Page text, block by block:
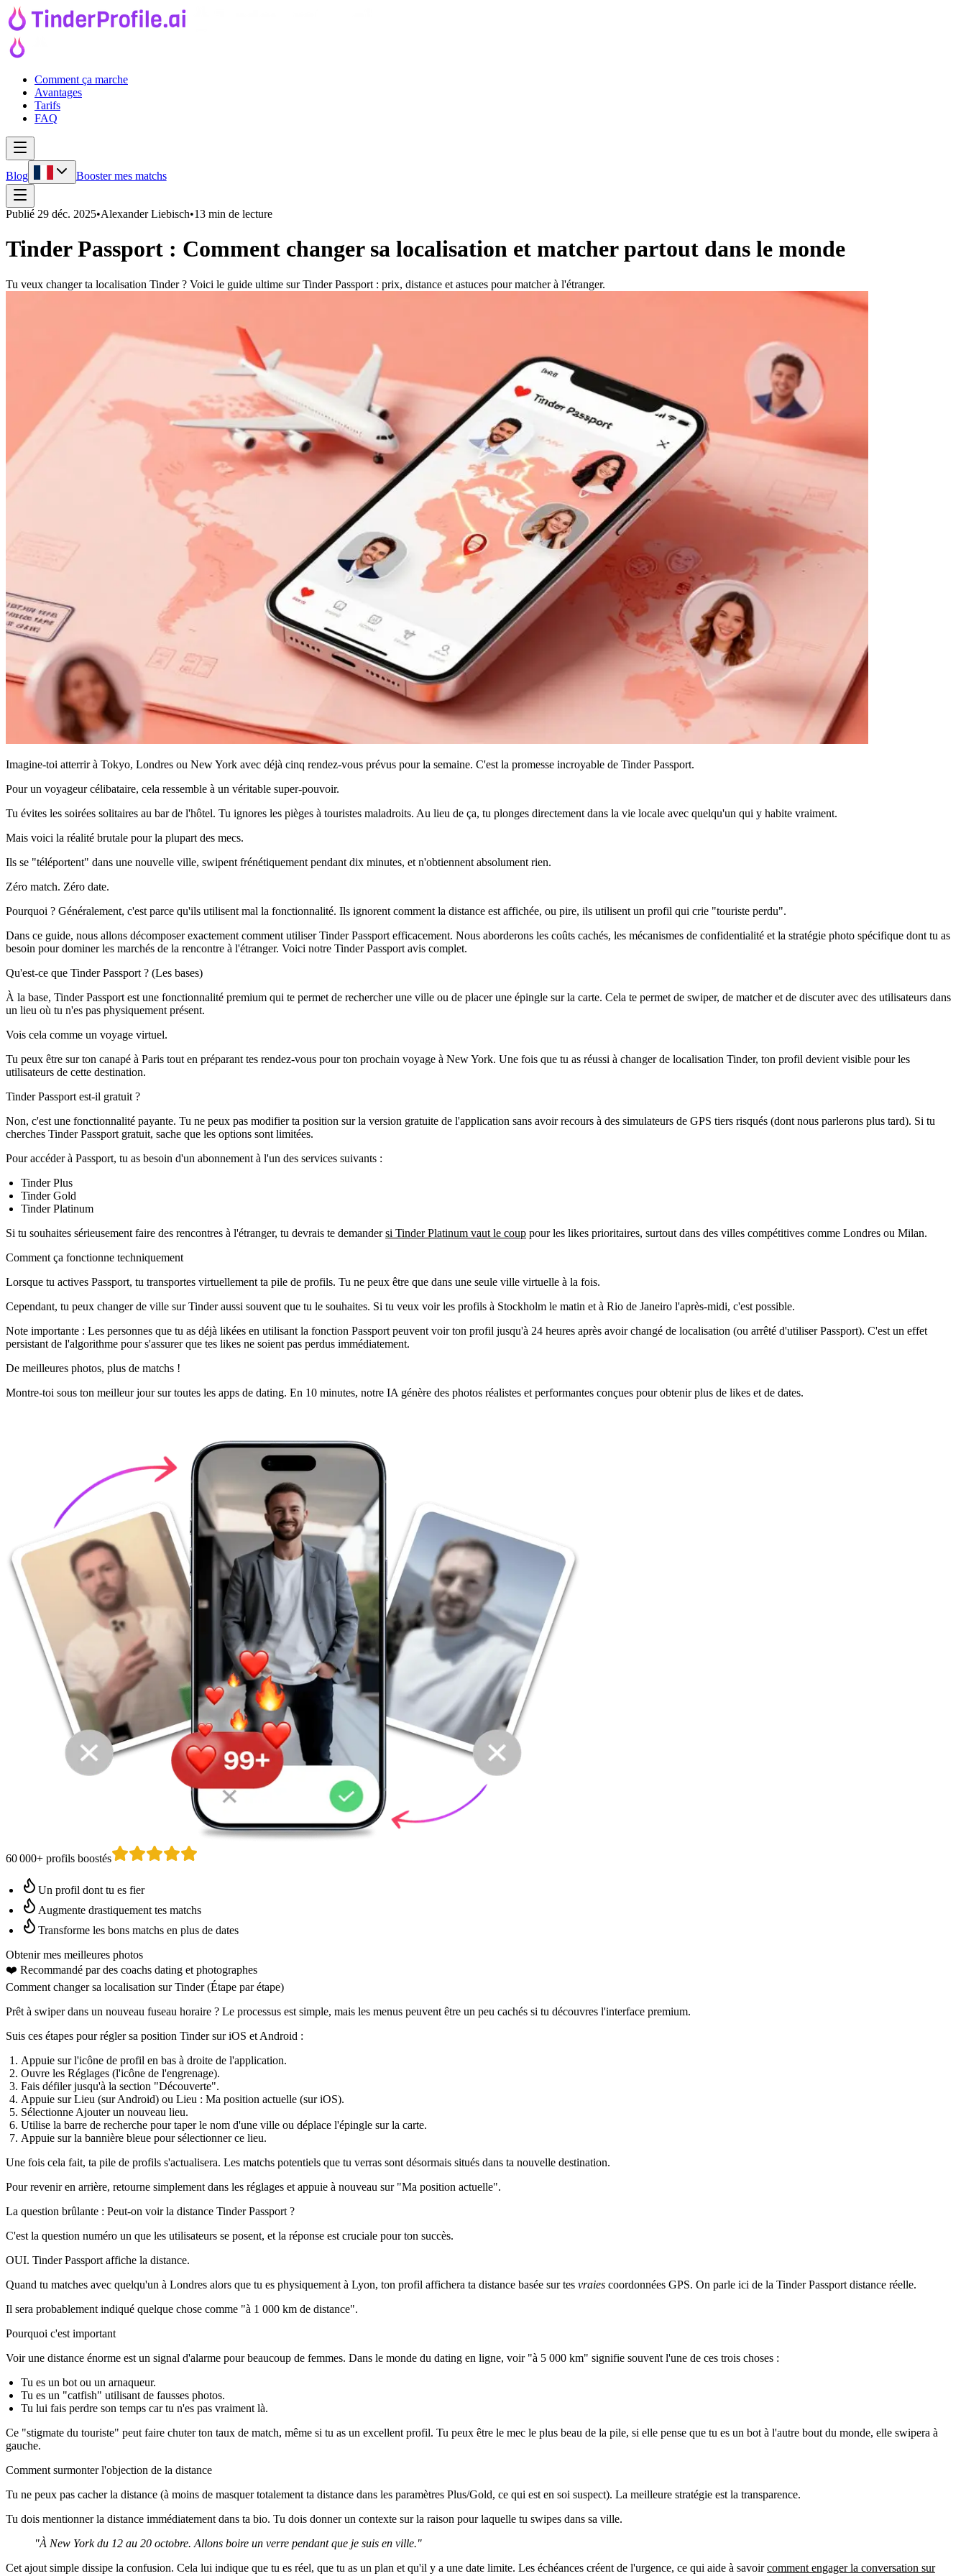
Comment ça marche
Avantages
Tarifs
FAQ
Blog Booster mes matchs
Publié 29 déc. 2025•Alexander Liebisch•13 min de lecture
Tinder Passport : Comment changer sa localisation et matcher partout dans le monde
Tu veux changer ta localisation Tinder ? Voici le guide ultime sur Tinder Passport : prix, distance et astuces pour matcher à l'étranger.
Imagine-toi atterrir à Tokyo, Londres ou New York avec déjà cinq rendez-vous prévus pour la semaine. C'est la promesse incroyable de Tinder Passport.
Pour un voyageur célibataire, cela ressemble à un véritable super-pouvoir.
Tu évites les soirées solitaires au bar de l'hôtel. Tu ignores les pièges à touristes maladroits. Au lieu de ça, tu plonges directement dans la vie locale avec quelqu'un qui y habite vraiment.
Mais voici la réalité brutale pour la plupart des mecs.
Ils se "téléportent" dans une nouvelle ville, swipent frénétiquement pendant dix minutes, et n'obtiennent absolument rien.
Zéro match. Zéro date.
Pourquoi ? Généralement, c'est parce qu'ils utilisent mal la fonctionnalité. Ils ignorent comment la distance est affichée, ou pire, ils utilisent un profil qui crie "touriste perdu".
Dans ce guide, nous allons décomposer exactement comment utiliser Tinder Passport efficacement. Nous aborderons les coûts cachés, les mécanismes de confidentialité et la stratégie photo spécifique dont tu as
besoin pour dominer les marchés de la rencontre à l'étranger. Voici notre Tinder Passport avis complet.
Qu'est-ce que Tinder Passport ? (Les bases)
À la base, Tinder Passport est une fonctionnalité premium qui te permet de rechercher une ville ou de placer une épingle sur la carte. Cela te permet de swiper, de matcher et de discuter avec des utilisateurs dans
un lieu où tu n'es pas physiquement présent.
Vois cela comme un voyage virtuel.
Tu peux être sur ton canapé à Paris tout en préparant tes rendez-vous pour ton prochain voyage à New York. Une fois que tu as réussi à changer de localisation Tinder, ton profil devient visible pour les
utilisateurs de cette destination.
Tinder Passport est-il gratuit ?
Non, c'est une fonctionnalité payante. Tu ne peux pas modifier ta position sur la version gratuite de l'application sans avoir recours à des simulateurs de GPS tiers risqués (dont nous parlerons plus tard). Si tu
cherches Tinder Passport gratuit, sache que les options sont limitées.
Pour accéder à Passport, tu as besoin d'un abonnement à l'un des services suivants :
Tinder Plus
Tinder Gold
Tinder Platinum
Si tu souhaites sérieusement faire des rencontres à l'étranger, tu devrais te demandersi Tinder Platinum vaut le coup pour les likes prioritaires, surtout dans des villes compétitives comme Londres ou Milan.
Comment ça fonctionne techniquement
Lorsque tu actives Passport, tu transportes virtuellement ta pile de profils. Tu ne peux être que dans une seule ville virtuelle à la fois.
Cependant, tu peux changer de ville sur Tinderaussi souvent que tu le souhaites. Si tu veux voir les profils à Stockholm le matin et à Rio de Janeiro l'après-midi, c'est possible.
Note importante : Les personnes que tu as déjà likées en utilisant la fonction Passport peuvent voir ton profil jusqu'à 24 heures après avoir changé de localisation (ou arrêté d'utiliser Passport). C'est un effet
persistant de l'algorithme pour s'assurer que tes likes ne soient pas perdus immédiatement.
De meilleures photos, plus de matchs !
Montre-toi sous ton meilleur jour sur toutes les apps de dating. En 10 minutes, notre IA génère des photos réalistes et performantes conçues pour obtenir plus de likes et de dates.
60 000+ profils boostés
Un profil dont tu es fier
Augmente drastiquement tes matchs
Transforme les bons matchs en plus de dates
Obtenir mes meilleures photos
❤️ Recommandé par des coachs dating et photographes
Comment changer sa localisation sur Tinder (Étape par étape)
Prêt à swiper dans un nouveau fuseau horaire ? Le processus est simple, mais les menus peuvent être un peu cachés si tu découvres l'interface premium.
Suis ces étapes pourrégler sa position Tindersur iOS et Android :
Appuie sur l'icône de profil en bas à droite de l'application.
Ouvre les Réglages(l'icône de l'engrenage).
Fais défiler jusqu'à la section "Découverte".
Appuie surLieu (sur Android) ou Lieu : Ma position actuelle(sur iOS).
Sélectionne Ajouter un nouveau lieu.
Utilise la barre de recherche pour taper le nom d'une ville ou déplace l'épingle sur la carte.
Appuie sur la bannière bleue pour sélectionner ce lieu.
Une fois cela fait, ta pile de profils s'actualisera. Les matchs potentiels que tu verras sont désormais situés dans ta nouvelle destination.
Pour revenir en arrière, retourne simplement dans les réglages et appuie à nouveau sur "Ma position actuelle".
La question brûlante : Peut-on voir la distance Tinder Passport ?
C'est la question numéro un que les utilisateurs se posent, et la réponse est cruciale pour ton succès.
OUI. Tinder Passport affiche la distance.
Quand tu matches avec quelqu'un à Londres alors que tu es physiquement à Lyon, ton profil affichera ta distance basée sur tes vraies coordonnées GPS. On parle ici de la Tinder Passport distance réelle.
Il sera probablement indiqué quelque chose comme "à 1 000 km de distance".
Pourquoi c'est important
Voir une distance énorme est un signal d'alarme pour beaucoup de femmes. Dans le monde du dating en ligne, voir "à 5 000 km" signifie souvent l'une de ces trois choses :
Tu es un bot ou un arnaqueur.
Tu es un "catfish" utilisant de fausses photos.
Tu lui fais perdre son temps car tu n'es pas vraiment là.
Ce "stigmate du touriste" peut faire chuter ton taux de match, même si tu as un excellent profil. Tu peux être le mec le plus beau de la pile, si elle pense que tu es un bot à l'autre bout du monde, elle swipera à
gauche.
Comment surmonter l'objection de la distance
Tu ne peux pas cacher la distance (à moins de masquer totalement ta distance dans les paramètres Plus/Gold, ce qui est en soi suspect). La meilleure stratégie est la transparence.
Tu dois mentionner la distance immédiatement dans ta bio. Tu dois donner un contexte sur la raison pour laquelle tu swipes dans sa ville.
"À New York du 12 au 20 octobre. Allons boire un verre pendant que je suis en ville."
Cet ajout simple dissipe la confusion. Cela lui indique que tu es réel, que tu as un plan et qu'il y a une date limite. Les échéances créent de l'urgence, ce qui aide à savoircomment engager la conversation sur